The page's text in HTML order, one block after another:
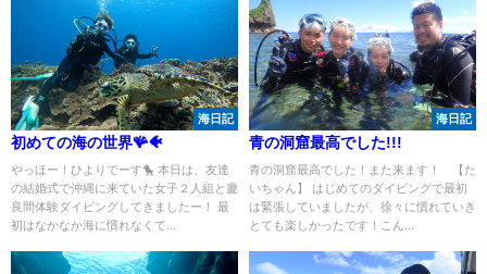
海日記
初めての海の世界🪸🐠
やっほー！ひよりでーす🐤 本日は、友達
の結婚式で沖縄に来ていた女子２人組と慶
良間体験ダイビングしてきましたー！ 最
初はなかなか海に慣れなくて...
海日記
青の洞窟最高でした!!!
青の洞窟最高でした！また来ます！ 【た
いちゃん】 はじめてのダイビングで最初
は緊張していましたが、徐々に慣れていき
とても楽しかったです！こん...